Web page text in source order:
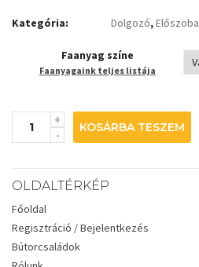
Kategória: Dolgozó,Előszoba
Faanyag színe
Faanyagaink teljes listája
KOSÁRBA TESZEM
OLDALTÉRKÉP
Főoldal
Regisztráció / Bejelentkezés
Bútorcsaládok